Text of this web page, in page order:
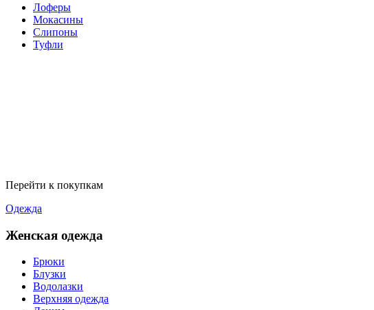
Лоферы
Мокасины
Слипоны
Туфли
Перейти к покупкам
Одежда
Женская одежда
Брюки
Блузки
Водолазки
Верхняя одежда